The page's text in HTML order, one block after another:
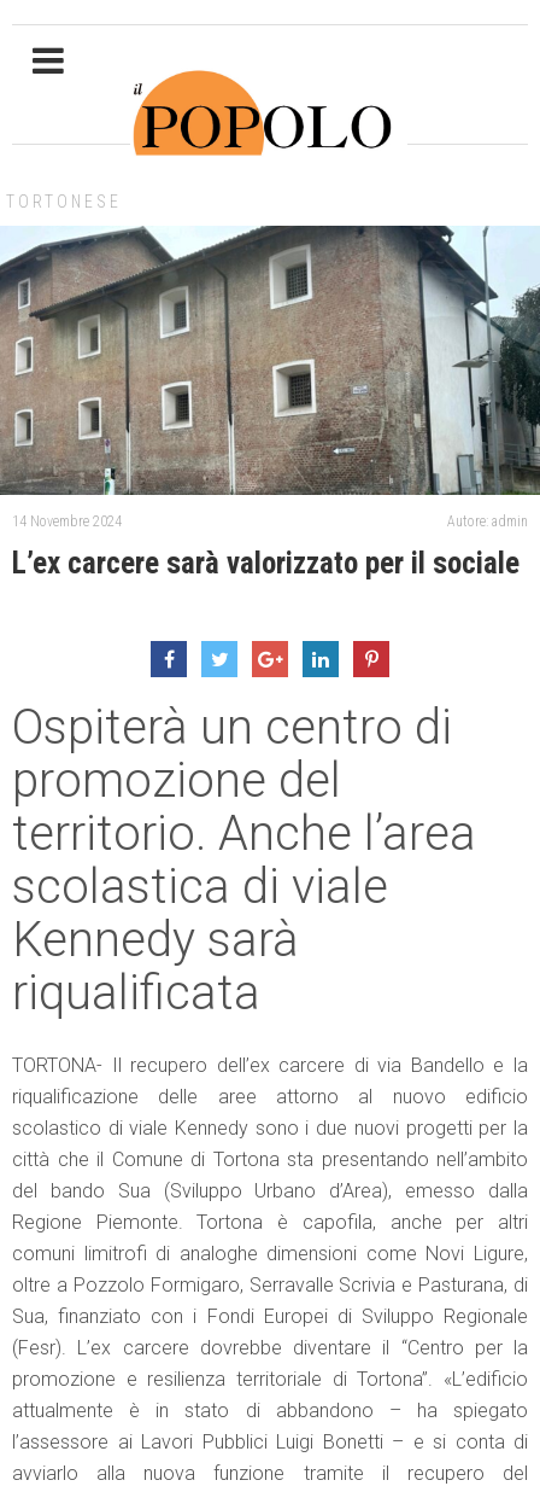
TORTONESE
14 Novembre 2024 Autore: admin
L’ex carcere sarà valorizzato per il sociale
Ospiterà un centro di
promozione del
territorio. Anche l’area
scolastica di viale
Kennedy sarà
riqualificata
TORTONA- Il recupero dell’ex carcere di via Bandello e la
riqualificazione delle aree attorno al nuovo edificio
scolastico di viale Kennedy sono i due nuovi progetti per la
città che il Comune di Tortona sta presentando nell’ambito
del bando Sua (Sviluppo Urbano d’Area), emesso dalla
Regione Piemonte. Tortona è capofila, anche per altri
comuni limitrofi di analoghe dimensioni come Novi Ligure,
oltre a Pozzolo Formigaro, Serravalle Scrivia e Pasturana, di
Sua, finanziato con i Fondi Europei di Sviluppo Regionale
(Fesr). L’ex carcere dovrebbe diventare il “Centro per la
promozione e resilienza territoriale di Tortona”. «L’edificio
attualmente è in stato di abbandono – ha spiegato
l’assessore ai Lavori Pubblici Luigi Bonetti – e si conta di
avviarlo alla nuova funzione tramite il recupero del